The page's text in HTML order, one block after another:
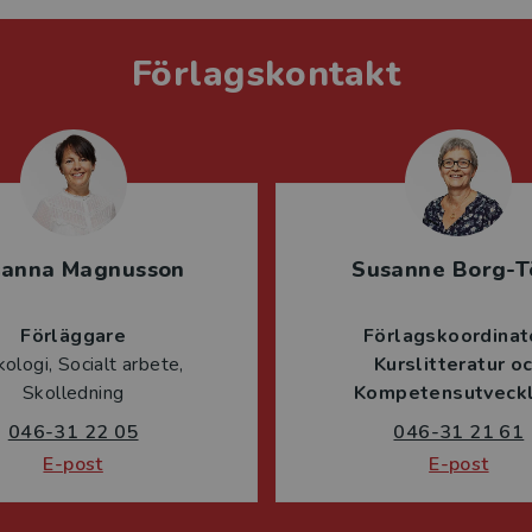
Förlagskontakt
Magnusson
Förläggare
Socialt arbete,
Skolledning
046-31 22 05
E-post
Susanne Borg-
Kurslitteratur
046-31 21 61
E-post